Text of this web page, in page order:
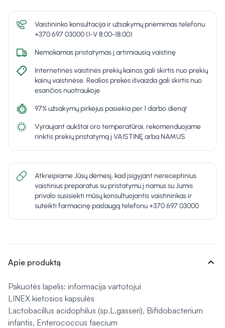
Atkreipiame Jūsų dėmesį, kad įsigyjant nereceptinius
vaistinius preparatus su pristatymu į namus su Jumis
privalo susisiekti mūsų konsultuojantis vaistininkas ir
suteikti farmacinę paslaugą telefonu +370 697 03000
Vaistininko konsultacija ir užsakymų priėmimas telefonu
+370 697 03000 (I-V 8:00-18:00)
Nemokamas pristatymas į artimiausią vaistinę
Internetinės vaistinės prekių kainos gali skirtis nuo prekių
kainų vaistinėse. Realios prekės išvaizda gali skirtis nuo
esančios nuotraukoje
97% užsakymų pirkėjus pasiekia per 1 darbo dieną!
Vyraujant aukštai oro temperatūrai, rekomenduojame
rinktis prekių pristatymą į VAISTINĘ arba NAMUS
Apie produktą expand_more
Pakuotės lapelis: informacija vartotojui
LINEX kietosios kapsulės
Lactobacillus acidophilus (sp.L.gasseri), Bifidobacterium
infantis, Enterococcus faecium